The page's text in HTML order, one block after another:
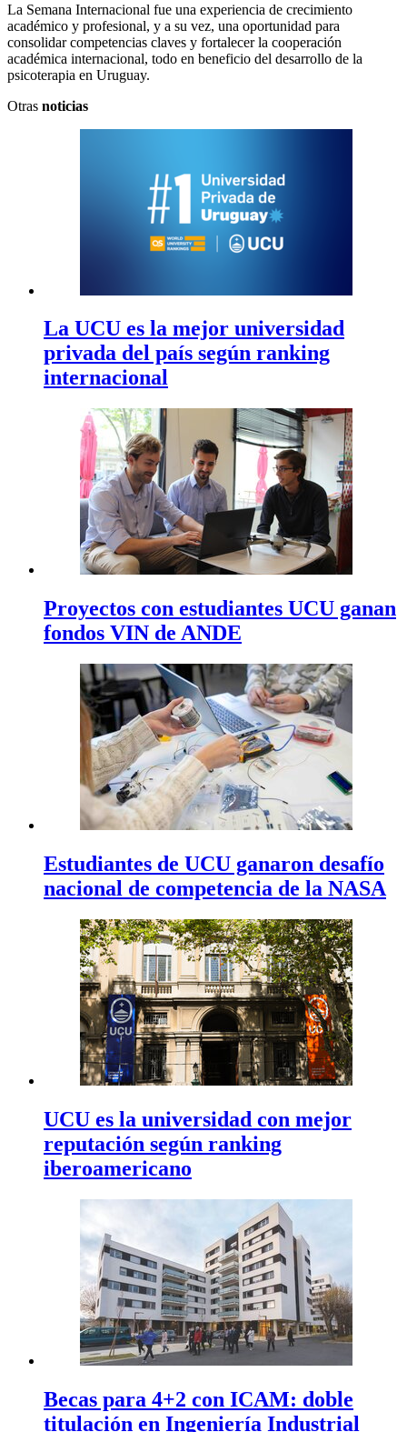
La Semana Internacional fue una experiencia de crecimiento
académico y profesional, y a su vez, una oportunidad para
consolidar competencias claves y fortalecer la cooperación
académica internacional, todo en beneficio del desarrollo de la
psicoterapia en Uruguay.
Otras noticias
La UCU es la mejor universidad
privada del país según ranking
internacional
Proyectos con estudiantes UCU ganan
fondos VIN de ANDE
Estudiantes de UCU ganaron desafío
nacional de competencia de la NASA
UCU es la universidad con mejor
reputación según ranking
iberoamericano
Becas para 4+2 con ICAM: doble
titulación en Ingeniería Industrial